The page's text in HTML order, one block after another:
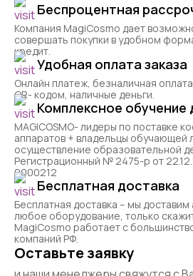
Беспроцентная
Компания MagiCosmo дает
совершать покупки в удобном
кредит.
Удобная оплата заказа
Онлайн платеж, безналичная
QR- кодом, наличные деньги.
Комплексное обучение
MAGICOSMO- лидеры по поставке
аппаратов + владельцы обучающей
осуществление образовательной
Регистрационный № 2475-р от
0000212
Бесплатная доставка
Бесплатная доставка – мы
любое оборудование, только
MagiCosmo работает с
компаний РФ.
Оставьте заявку